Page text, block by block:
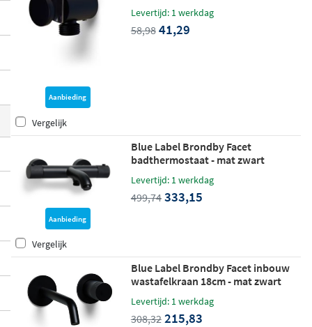
Aanbieding
Levertijd: 1 werkdag
58,98 41,29
Vergelijk
Aanbieding
Blue Label Brondby Facet
badthermostaat - mat zwart
Levertijd: 1 werkdag
499,74 333,15
Vergelijk
Blue Label Brondby Facet inbouw
wastafelkraan 18cm - mat zwart
Levertijd: 1 werkdag
308,32 215,83